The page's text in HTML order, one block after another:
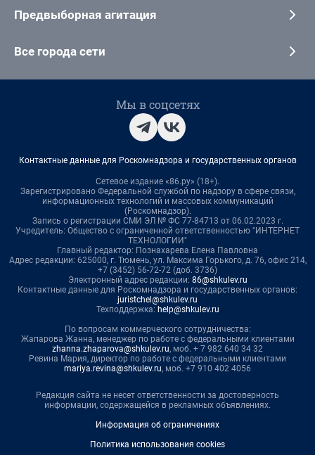
Предвыборная агитация
Все города сети
Мы в соцсетях
Контактные данные для Роскомнадзора и государственных органов
Сетевое издание «86.ру» (18+).
Зарегистрировано Федеральной службой по надзору в сфере связи,
информационных технологий и массовых коммуникаций
(Роскомнадзор).
Запись о регистрации СМИ ЭЛ № ФС 77-84713 от 06.02.2023 г.
Учредитель: Общество с ограниченной ответственностью "ИНТЕРНЕТ
ТЕХНОЛОГИИ"
Главный редактор: Познахарева Елена Павловна
Адрес редакции: 625000, г. Тюмень, ул. Максима Горького, д. 76, офис 214,
+7 (3452) 56-72-72 (доб. 3736)
Электронный адрес редакции: 86@shkulev.ru
Контактные данные для Роскомнадзора и государственных органов:
juristchel@shkulev.ru
Техподдержка: help@shkulev.ru
По вопросам коммерческого сотрудничества:
Жапарова Жанна, менеджер по работе с федеральными клиентами
zhanna.zhaparova@shkulev.ru, моб. + 7 982 640 34 32
Ревина Мария, директор по работе с федеральными клиентами
mariya.revina@shkulev.ru, моб. +7 910 402 4056
Редакция сайта не несет ответственности за достоверность
информации, содержащейся в рекламных объявлениях.
Информация об ограничениях
Политика использования cookies